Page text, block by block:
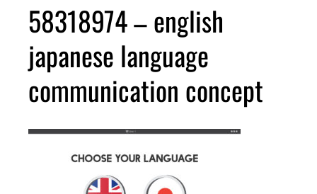
58318974 – english
japanese language
communication concept